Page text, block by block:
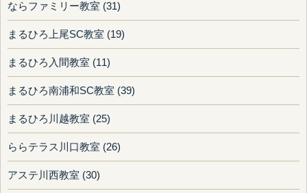
ならファミリー教室 (31)
まるひろ上尾SC教室 (19)
まるひろ入間教室 (11)
まるひろ南浦和SC教室 (39)
まるひろ川越教室 (25)
ららテラス川口教室 (26)
アステ川西教室 (30)